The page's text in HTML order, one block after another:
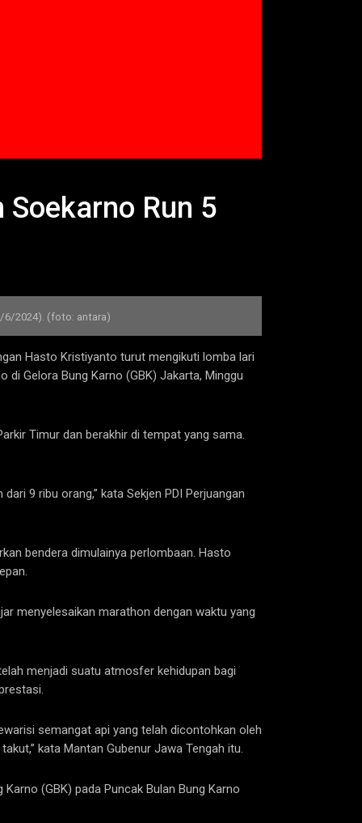
Run 5
6/2024). (foto: antara)
Hasto Kristiyanto turut mengikuti lomba lari
di Gelora Bung Karno (GBK) Jakarta, Minggu
Timur dan berakhir di tempat yang sama.
9 ribu orang,” kata Sekjen PDI Perjuangan
bendera dimulainya perlombaan. Hasto
menyelesaikan marathon dengan waktu yang
menjadi suatu atmosfer kehidupan bagi
semangat api yang telah dicontohkan oleh
kata Mantan Gubenur Jawa Tengah itu.
(GBK) pada Puncak Bulan Bung Karno